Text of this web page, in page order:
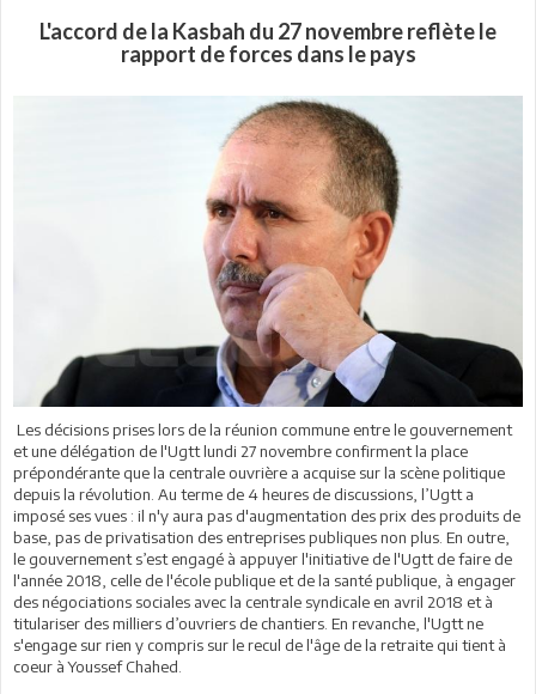
L'accord de la Kasbah du 27 novembre reflète le
rapport de forces dans le pays
Les décisions prises lors de la réunion commune entre le gouvernement
et une délégation de l'Ugtt lundi 27 novembre confirment la place
prépondérante que la centrale ouvrière a acquise sur la scène politique
depuis la révolution. Au terme de 4 heures de discussions, l’Ugtt a
imposé ses vues : il n'y aura pas d'augmentation des prix des produits de
base, pas de privatisation des entreprises publiques non plus. En outre,
le gouvernement s’est engagé à appuyer l'initiative de l'Ugtt de faire de
l'année 2018, celle de l'école publique et de la santé publique, à engager
des négociations sociales avec la centrale syndicale en avril 2018 et à
titulariser des milliers d’ouvriers de chantiers. En revanche, l'Ugtt ne
s'engage sur rien y compris sur le recul de l'âge de la retraite qui tient à
coeur à Youssef Chahed.